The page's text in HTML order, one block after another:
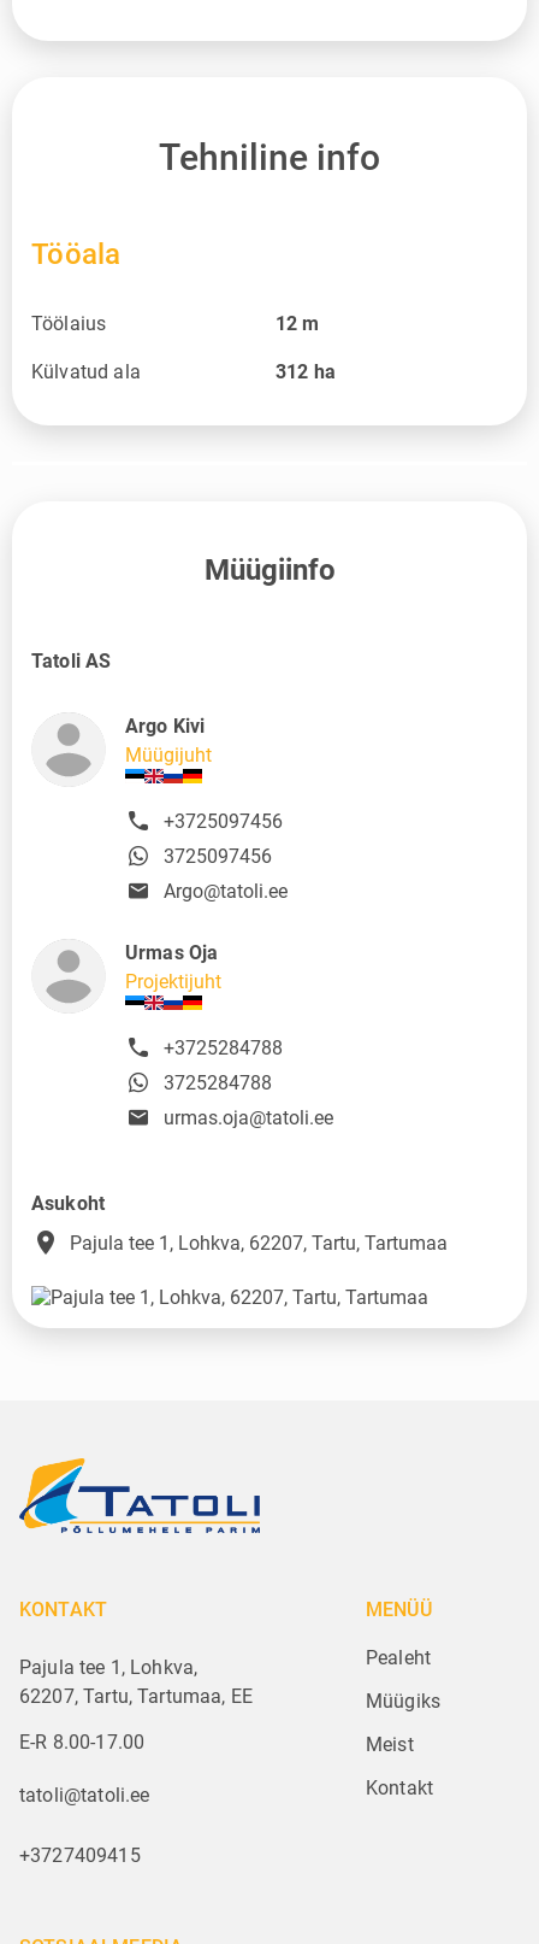
Tehniline info
Tööala
Töölaius 12 m
Külvatud ala 312 ha
Müügiinfo
Tatoli AS
Argo Kivi
Müügijuht
+3725097456
3725097456
Argo@tatoli.ee
Urmas Oja
Projektijuht
+3725284788
3725284788
urmas.oja@tatoli.ee
Asukoht
place Pajula tee 1, Lohkva, 62207, Tartu, Tartumaa
KONTAKT
Pajula tee 1, Lohkva,
62207, Tartu, Tartumaa, EE
E-R 8.00-17.00
tatoli@tatoli.ee
+3727409415
MENÜÜ
Pealeht
Müügiks
Meist
Kontakt